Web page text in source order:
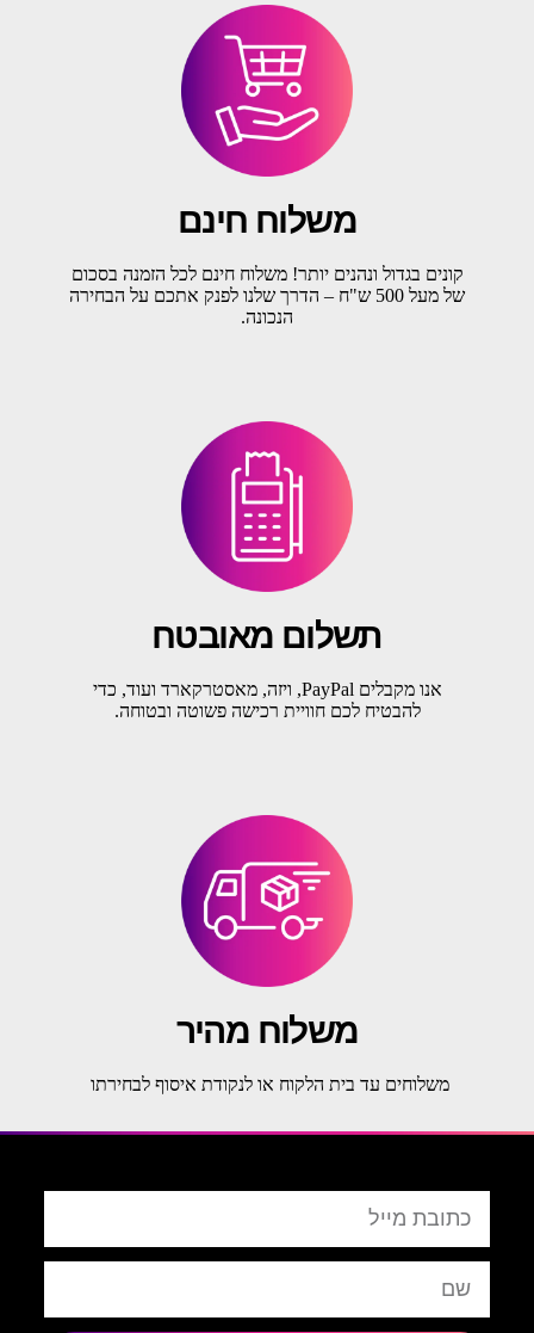
משלוח חינם
קונים בגדול ונהנים יותר! משלוח חינם לכל הזמנה בסכום
של מעל 500 ש"ח – הדרך שלנו לפנק אתכם על הבחירה
הנכונה.
תשלום מאובטח
אנו מקבלים PayPal, ויזה, מאסטרקארד ועוד, כדי
להבטיח לכם חוויית רכישה פשוטה ובטוחה.
משלוח מהיר
משלוחים עד בית הלקוח או לנקודת איסוף לבחירתו